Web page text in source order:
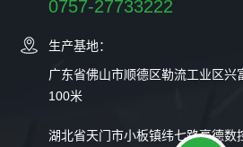
0757-27733222
生产基地：
广东省佛山市顺德区勒流工业区兴
100米
湖北省天门市小板镇纬七路豪德数